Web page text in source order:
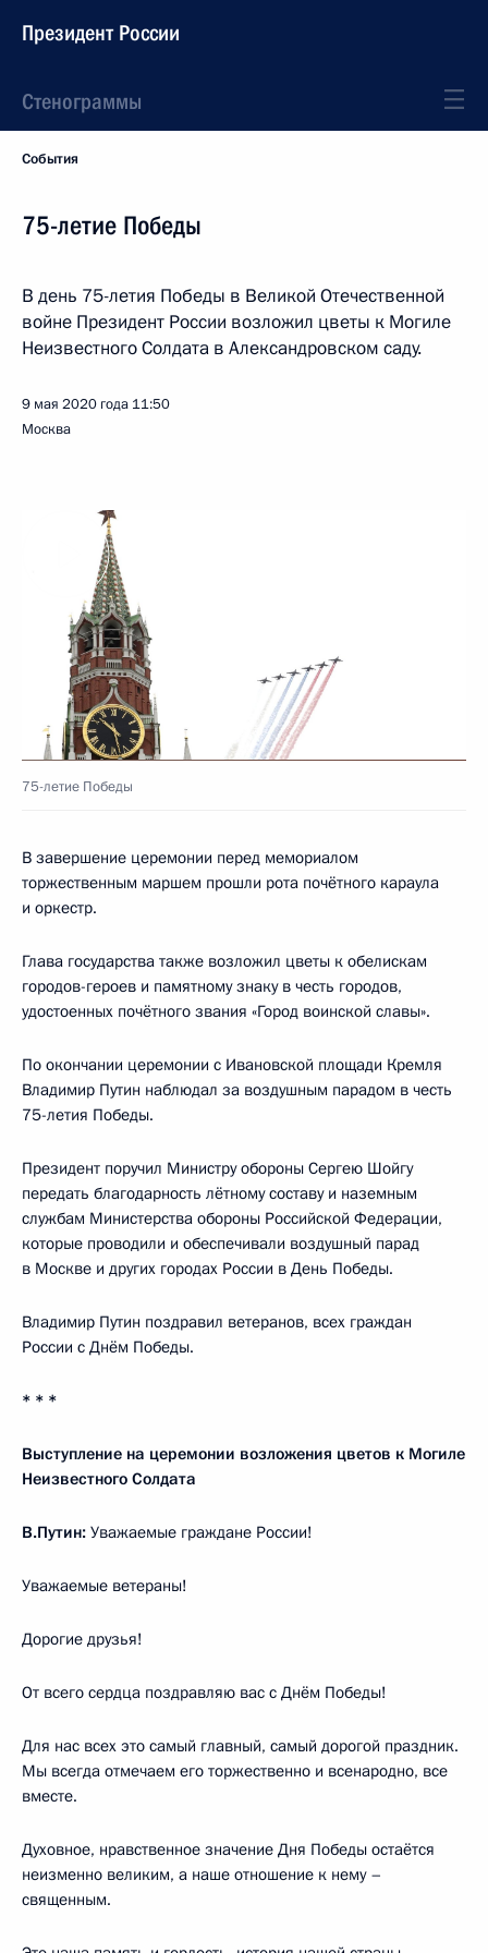
Президент России
Стенограммы
События
75-летие Победы
В день 75-летия Победы в Великой Отечественной
войне Президент России возложил цветы к Могиле
Неизвестного Солдата в Александровском саду.
9 мая 2020 года 11:50
Москва
75-летие Победы
В завершение церемонии перед мемориалом
торжественным маршем прошли рота почётного караула
и оркестр.
Глава государства также возложил цветы к обелискам
городов-героев и памятному знаку в честь городов,
удостоенных почётного звания «Город воинской славы».
По окончании церемонии с Ивановской площади Кремля
Владимир Путин наблюдал за воздушным парадом в честь
75-летия Победы.
Президент поручил Министру обороны Сергею Шойгу
передать благодарность лётному составу и наземным
службам Министерства обороны Российской Федерации,
которые проводили и обеспечивали воздушный парад
в Москве и других городах России в День Победы.
Владимир Путин поздравил ветеранов, всех граждан
России с Днём Победы.
* * *
Выступление на церемонии возложения цветов к Могиле
Неизвестного Солдата
В.Путин: Уважаемые граждане России!
Уважаемые ветераны!
Дорогие друзья!
От всего сердца поздравляю вас с Днём Победы!
Для нас всех это самый главный, самый дорогой праздник.
Мы всегда отмечаем его торжественно и всенародно, все
вместе.
Духовное, нравственное значение Дня Победы остаётся
неизменно великим, а наше отношение к нему –
священным.